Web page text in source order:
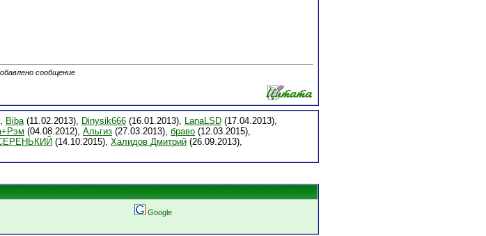
сообщение
Biba(11.02.2013), Dinysik666 (16.01.2013), LanaLSD (17.04.2013),
(04.08.2012), Альгиз (27.03.2013), браво (12.03.2015),
(14.10.2015), Халидов Дмитрий (26.09.2013),
Google